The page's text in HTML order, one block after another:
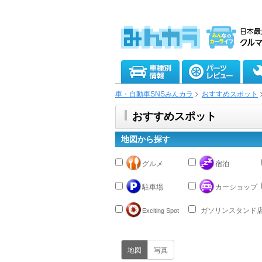
車・自動車SNSみんカラ おすすめスポット
おすすめスポット
地図から探す
グルメ 宿泊
駐車場 カーショップ
Exciting Spot ガソリンスタンド
地図 写真